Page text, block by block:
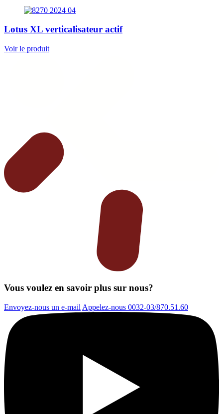
Lotus XL verticalisateur actif
Voir le produit
Vous voulez en savoir plus sur nous?
Envoyez-nous un e-mail Appelez-nous 0032-03/870.51.60